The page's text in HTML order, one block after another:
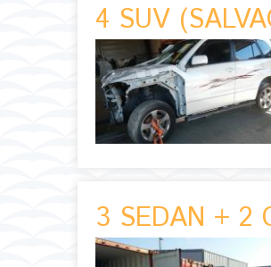
4 SUV
3 SEDAN + 2